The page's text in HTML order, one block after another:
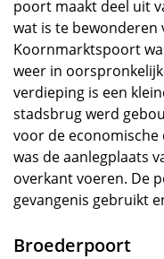
poort maakt deel uit
wat is te bewonderen
Koornmarktspoort
weer in
verdieping is een
stadsbrug werd
voor de
was de aanlegplaats
overkant voeren. De
gevangenis gebruikt
Broederpoort